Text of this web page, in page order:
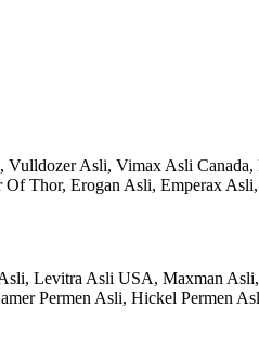
Asli, Vimax Asli
Thor, Erogan Asli, Emperax
Levitra Asli USA, Maxman
Permen Asli, Hickel Permen